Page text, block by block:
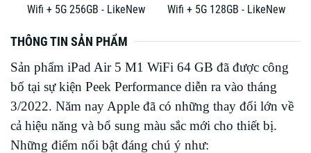
Wifi 256GB - LikeNew
Wifi 256GB | LikeNew
THÔNG TIN SẢN PHẨM
Sản phẩm iPad Air 5 M1 WiFi 64 GB đã được công
bố tại sự kiện Peek Performance diễn ra vào tháng
3/2022. Năm nay Apple đã có những thay đổi lớn về
cả hiệu năng và bổ sung màu sắc mới cho thiết bị.
Những điểm nổi bật đáng chú ý như: